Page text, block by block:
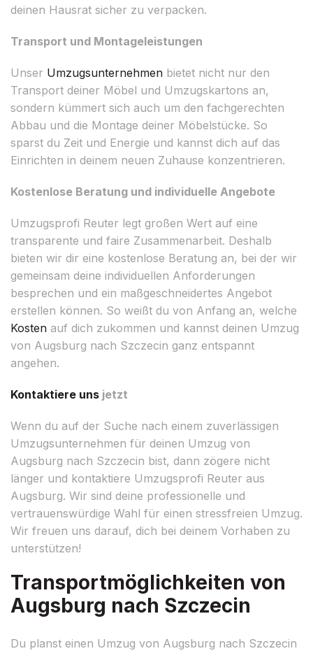
deinen Hausrat sicher zu verpacken.
Transport und Montageleistungen
Unser Umzugsunternehmen bietet nicht nur den
Transport deiner Möbel und Umzugskartons an,
sondern kümmert sich auch um den fachgerechten
Abbau und die Montage deiner Möbelstücke. So
sparst du Zeit und Energie und kannst dich auf das
Einrichten in deinem neuen Zuhause konzentrieren.
Kostenlose Beratung und individuelle Angebote
Umzugsprofi Reuter legt großen Wert auf eine
transparente und faire Zusammenarbeit. Deshalb
bieten wir dir eine kostenlose Beratung an, bei der wir
gemeinsam deine individuellen Anforderungen
besprechen und ein maßgeschneidertes Angebot
erstellen können. So weißt du von Anfang an, welche
Kosten auf dich zukommen und kannst deinen Umzug
von Augsburg nach Szczecin ganz entspannt
angehen.
Kontaktiere uns jetzt
Wenn du auf der Suche nach einem zuverlässigen
Umzugsunternehmen für deinen Umzug von
Augsburg nach Szczecin bist, dann zögere nicht
länger und kontaktiere Umzugsprofi Reuter aus
Augsburg. Wir sind deine professionelle und
vertrauenswürdige Wahl für einen stressfreien Umzug.
Wir freuen uns darauf, dich bei deinem Vorhaben zu
unterstützen!
Transportmöglichkeiten von
Augsburg nach Szczecin
Du planst einen Umzug von Augsburg nach Szczecin